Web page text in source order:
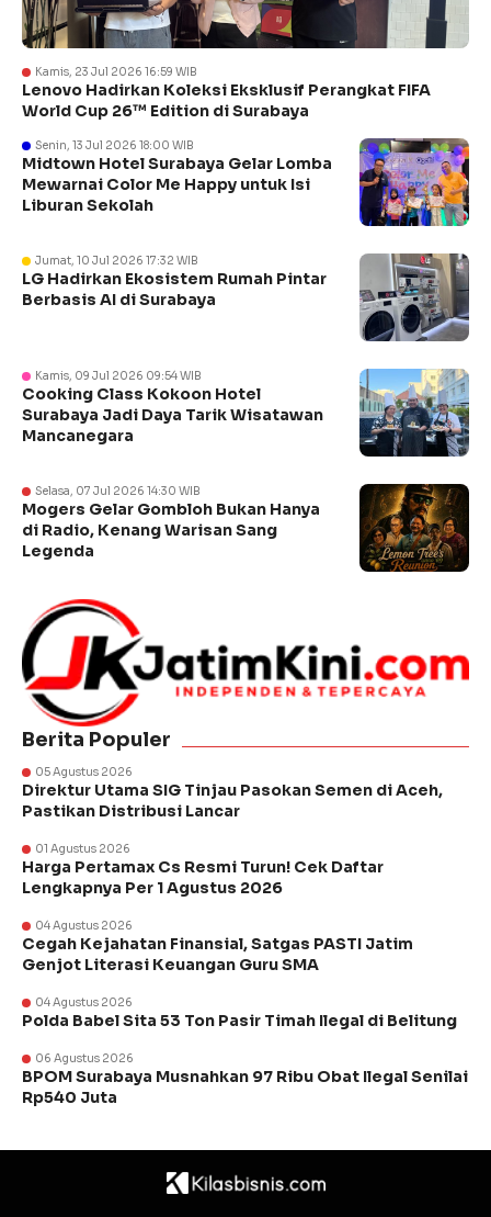
Kamis, 23 Jul 2026 16:59 WIB
Lenovo Hadirkan Koleksi Eksklusif Perangkat FIFA
World Cup 26™ Edition di Surabaya
Senin, 13 Jul 2026 18:00 WIB
Midtown Hotel Surabaya Gelar Lomba
Mewarnai Color Me Happy untuk Isi
Liburan Sekolah
Jumat, 10 Jul 2026 17:32 WIB
LG Hadirkan Ekosistem Rumah Pintar
Berbasis AI di Surabaya
Kamis, 09 Jul 2026 09:54 WIB
Cooking Class Kokoon Hotel
Surabaya Jadi Daya Tarik Wisatawan
Mancanegara
Selasa, 07 Jul 2026 14:30 WIB
Mogers Gelar Gombloh Bukan Hanya
di Radio, Kenang Warisan Sang
Legenda
Berita Populer
05 Agustus 2026
Direktur Utama SIG Tinjau Pasokan Semen di Aceh,
Pastikan Distribusi Lancar
01 Agustus 2026
Harga Pertamax Cs Resmi Turun! Cek Daftar
Lengkapnya Per 1 Agustus 2026
04 Agustus 2026
Cegah Kejahatan Finansial, Satgas PASTI Jatim
Genjot Literasi Keuangan Guru SMA
04 Agustus 2026
Polda Babel Sita 53 Ton Pasir Timah Ilegal di Belitung
06 Agustus 2026
BPOM Surabaya Musnahkan 97 Ribu Obat Ilegal Senilai
Rp540 Juta